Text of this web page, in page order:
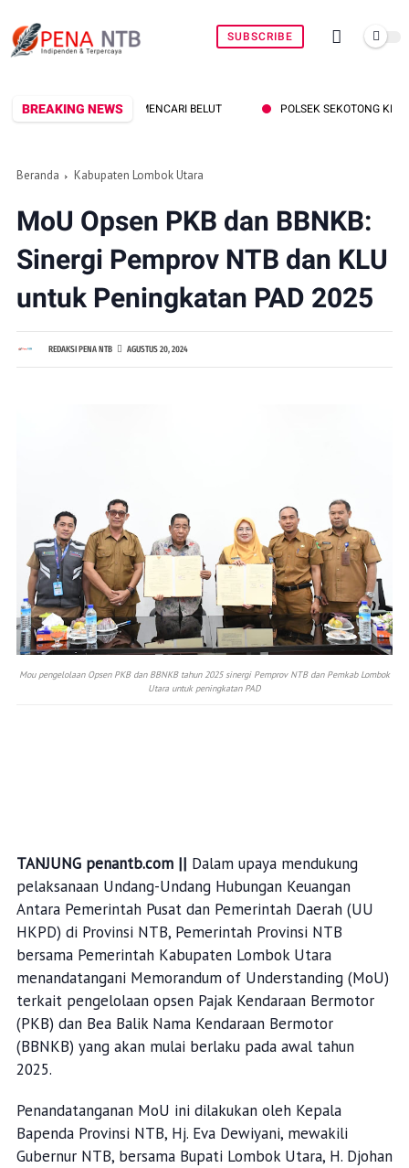
SUBSCRIBE
BREAKING NEWS POLSEK SEKOTONG KEJAR PELAKU CURAS
Beranda Kabupaten Lombok Utara
MoU Opsen PKB dan BBNKB:
Sinergi Pemprov NTB dan KLU
untuk Peningkatan PAD 2025
REDAKSI PENA NTB AGUSTUS 20, 2024
Mou pengelolaan Opsen PKB dan BBNKB tahun 2025 sinergi Pemprov NTB dan Pemkab Lombok
Utara untuk peningkatan PAD
TANJUNG penantb.com || Dalam upaya mendukung
pelaksanaan Undang-Undang Hubungan Keuangan
Antara Pemerintah Pusat dan Pemerintah Daerah (UU
HKPD) di Provinsi NTB, Pemerintah Provinsi NTB
bersama Pemerintah Kabupaten Lombok Utara
menandatangani Memorandum of Understanding (MoU)
terkait pengelolaan opsen Pajak Kendaraan Bermotor
(PKB) dan Bea Balik Nama Kendaraan Bermotor
(BBNKB) yang akan mulai berlaku pada awal tahun
2025.
Penandatanganan MoU ini dilakukan oleh Kepala
Bapenda Provinsi NTB, Hj. Eva Dewiyani, mewakili
Gubernur NTB, bersama Bupati Lombok Utara, H. Djohan